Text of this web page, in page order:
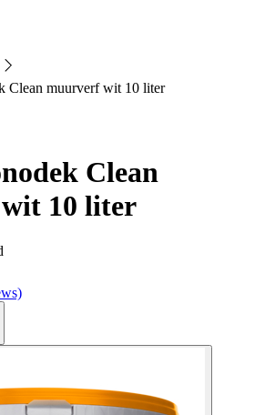
Clean muurverf wit 10 liter
Clean
10 liter